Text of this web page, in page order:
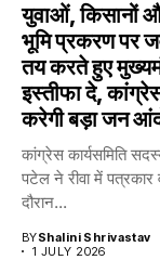
युवाओं, किसानों
भूमि प्रकरण पर
तय करते हुए
इस्तीफा दे,
करेगी बड़ा जन
कांग्रेस कार्यसमिति
पटेल ने रीवा में पत्रकार
दौरान...
BYShalini Shrivastav
1 JULY 2026